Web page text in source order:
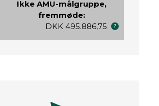
Ikke AMU-målgruppe,
fremmøde:
DKK 495.886,75